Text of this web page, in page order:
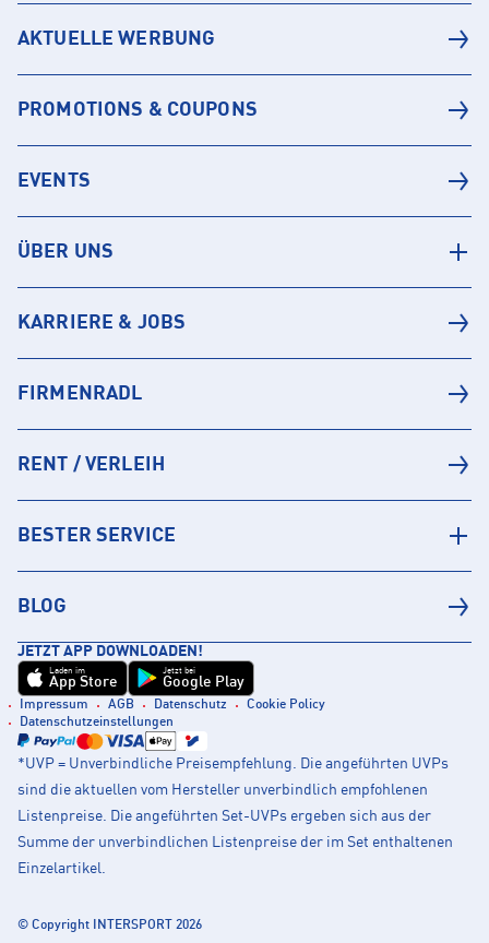
AKTUELLE WERBUNG
PROMOTIONS & COUPONS
EVENTS
ÜBER UNS
KARRIERE & JOBS
FIRMENRADL
RENT / VERLEIH
BESTER SERVICE
BLOG
JETZT APP DOWNLOADEN!
Laden im
App Store
Jetzt bei
Google Play
Impressum AGB Datenschutz
Cookie Policy
Datenschutzeinstellungen
*UVP = Unverbindliche Preisempfehlung. Die angeführten UVPs
sind die aktuellen vom Hersteller unverbindlich empfohlenen
Listenpreise. Die angeführten Set-UVPs ergeben sich aus der
Summe der unverbindlichen Listenpreise der im Set enthaltenen
Einzelartikel.
© Copyright INTERSPORT 2026